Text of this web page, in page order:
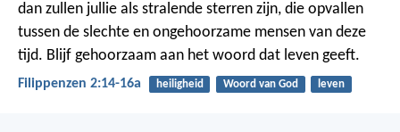
dan zullen jullie als stralende sterren zijn, die opvallen
tussen de slechte en ongehoorzame mensen van deze
tijd. Blijf gehoorzaam aan het woord dat leven geeft.
Filippenzen 2:14-16a heiligheid Woord van God leven